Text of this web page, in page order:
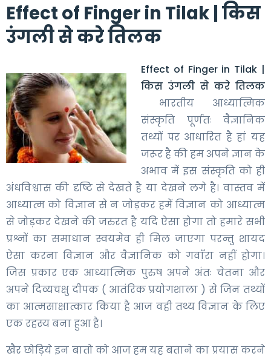
Effect of Finger in Tilak | किस
उंगली से करे तिलक
Effect of Finger in Tilak |
किस उंगली से करे तिलक
भारतीय आध्यात्मिक
संस्कृति पूर्णतः वैज्ञानिक
तथ्यों पर आधारित है हां यह
जरूर है की हम अपने ज्ञान के
अभाव में इस संस्कृति को ही
अंधविश्वास की दृष्टि से देखते है या देखने लगे है। वास्तव में
आध्यात्म को विज्ञान से न जोड़कर हमें विज्ञान को आध्यात्म
से जोड़कर देखने की जरुरत है यदि ऐसा होगा तो हमारे सभी
प्रश्नों का समाधान स्वयमेव ही मिल जाएगा परन्तु शायद
ऐसा करना विज्ञान और वैज्ञानिक को गवाँरा नहीं होगा।
जिस प्रकार एक आध्यात्मिक पुरुष अपने अंतः चेतना और
अपने दिव्यचक्षु दीपक ( आतंरिक प्रयोगशाला ) से जिन तथ्यों
का आत्मसाक्षात्कार किया है आज वही तथ्य विज्ञान के लिए
एक रहस्य बना हुआ है।
खैर छोड़िये इन बातो को आज हम यह बताने का प्रयास करने